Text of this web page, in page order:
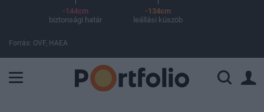
-144cm
biztonsági határ
-134cm
leállási küszöb
Forrás: OVF, HAEA